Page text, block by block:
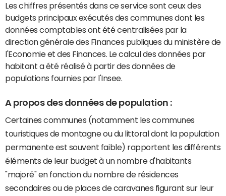
Les chiffres présentés dans ce service sont ceux des
budgets principaux exécutés des communes dont les
données comptables ont été centralisées par la
direction générale des Finances publiques du ministère de
l'Economie et des Finances. Le calcul des données par
habitant a été réalisé à partir des données de
populations fournies par l'Insee.
A propos des données de population :
Certaines communes (notamment les communes
touristiques de montagne ou du littoral dont la population
permanente est souvent faible) rapportent les différents
éléments de leur budget à un nombre d'habitants
"majoré" en fonction du nombre de résidences
secondaires ou de places de caravanes figurant sur leur